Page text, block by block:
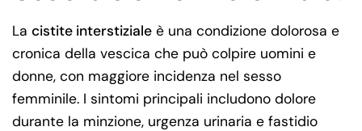
La cistite interstiziale è una condizione dolorosa e
cronica della vescica che può colpire uomini e
donne, con maggiore incidenza nel sesso
femminile. I sintomi principali includono dolore
durante la minzione, urgenza urinaria e fastidio